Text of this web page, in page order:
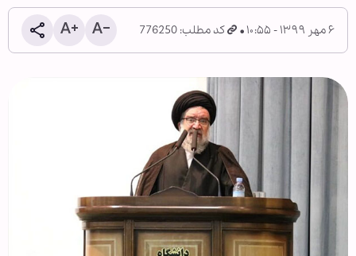
۶ مهر ۱۳۹۹ - ۱۰:۵۵ کد مطلب: 776250